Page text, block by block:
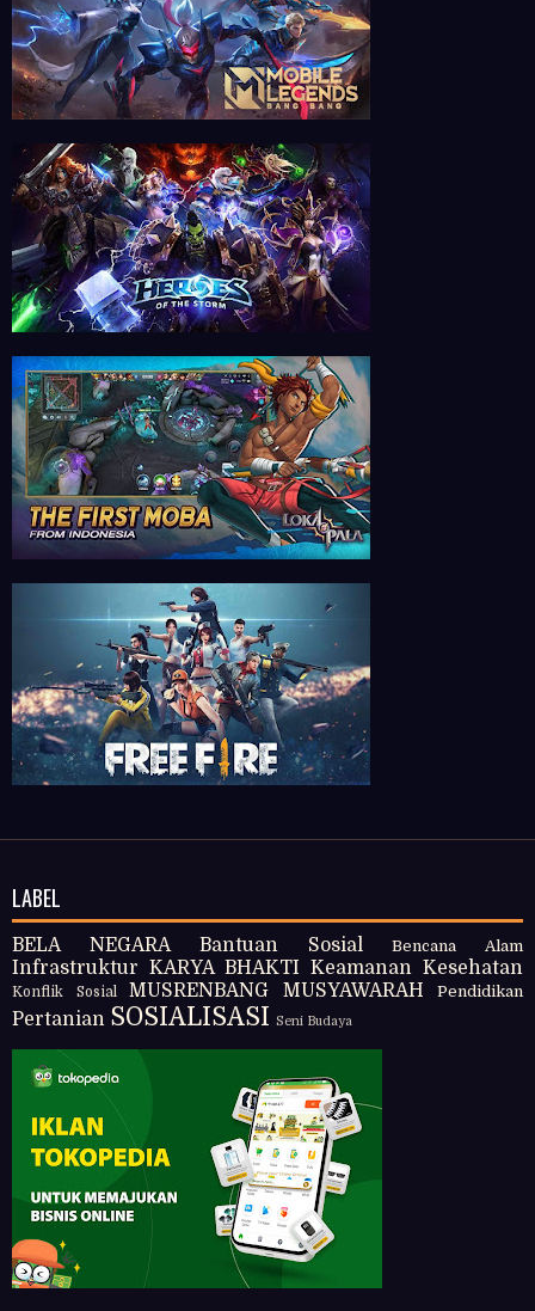
LABEL
BELA NEGARA Bantuan Sosial Bencana Alam
Infrastruktur KARYA BHAKTI Keamanan Kesehatan
Konflik Sosial MUSRENBANG MUSYAWARAH Pendidikan
Pertanian SOSIALISASI Seni Budaya